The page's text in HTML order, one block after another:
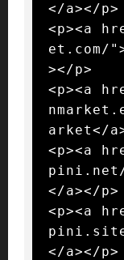
</a></p>
<p><a
et.com/
></p>
<p><a
arket</
<p><a
pini.net/
</a></p>
<p><a
</a></p>